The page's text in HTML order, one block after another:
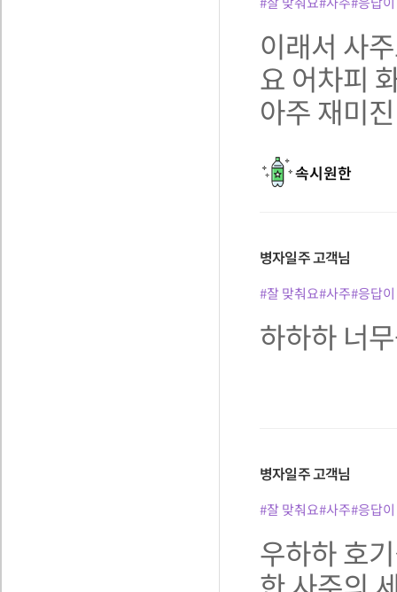
이래서 사
요 어차피
아주 재미
속시원한
병자일주고객님
#잘 맞춰요#사주#응답
하하하 너
병자일주고객님
#잘 맞춰요#사주#응답
우하하 호